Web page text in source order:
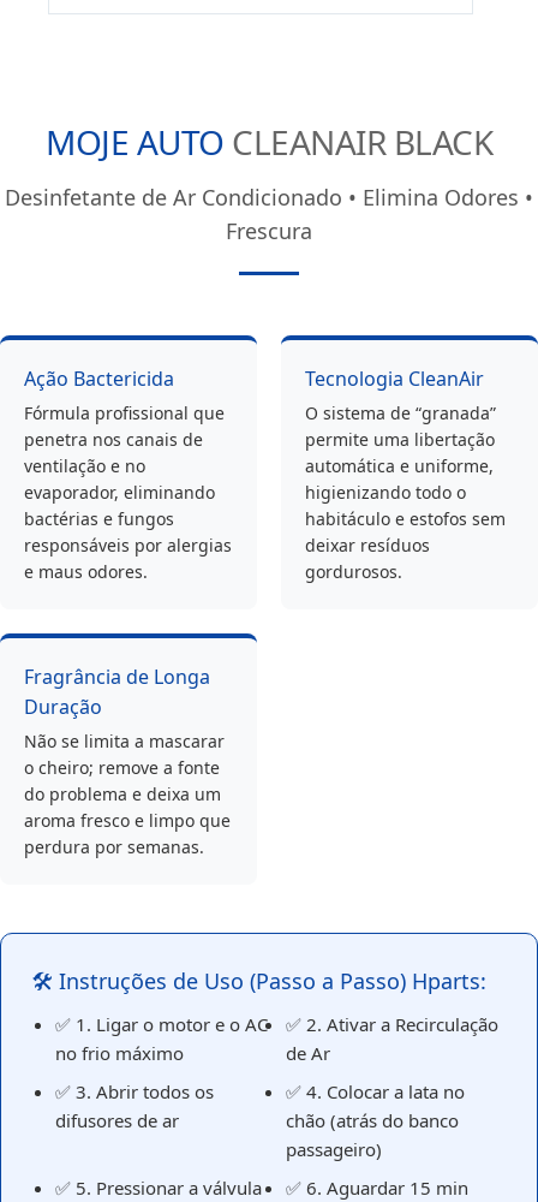
MOJE AUTO CLEANAIR BLACK
Desinfetante de Ar Condicionado • Elimina Odores •
Frescura
Ação Bactericida
Fórmula profissional que
penetra nos canais de
ventilação e no
evaporador, eliminando
bactérias e fungos
responsáveis por alergias
e maus odores.
Tecnologia CleanAir
O sistema de “granada”
permite uma libertação
automática e uniforme,
higienizando todo o
habitáculo e estofos sem
deixar resíduos
gordurosos.
Fragrância de Longa
Duração
Não se limita a mascarar
o cheiro; remove a fonte
do problema e deixa um
aroma fresco e limpo que
perdura por semanas.
🛠️ Instruções de Uso (Passo a Passo) Hparts:
✅ 1. Ligar o motor e o AC
no frio máximo
✅ 2. Ativar a Recirculação
de Ar
✅ 3. Abrir todos os
difusores de ar
✅ 4. Colocar a lata no
chão (atrás do banco
passageiro)
✅ 5. Pressionar a válvula
✅ 6. Aguardar 15 min